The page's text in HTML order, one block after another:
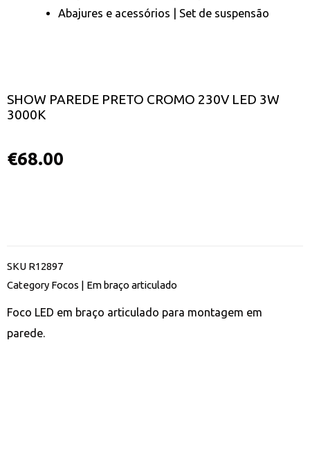
Abajures e acessórios | Set de suspensão
SHOW PAREDE PRETO CROMO 230V LED 3W
3000K
€68.00
SKU R12897
Category Focos | Em braço articulado
Foco LED em braço articulado para montagem em
parede.